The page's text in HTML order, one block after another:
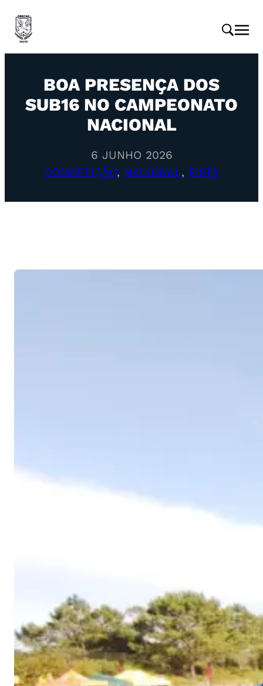
BOA PRESENÇA DOS
SUB16 NO CAMPEONATO
NACIONAL
6 JUNHO 2026
COMPETIÇÃO, NACIONAL, PISTA